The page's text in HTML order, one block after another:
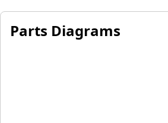
Parts Diagrams